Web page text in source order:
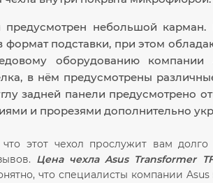
небольшой
формат подставки, при этом
оборудованию
в нём предусмотрены
задней панели предусмотрено
и прорезями дополнительно
этот чехол прослужит вам
Цена чехла Asus Transformer
что специалисты компании